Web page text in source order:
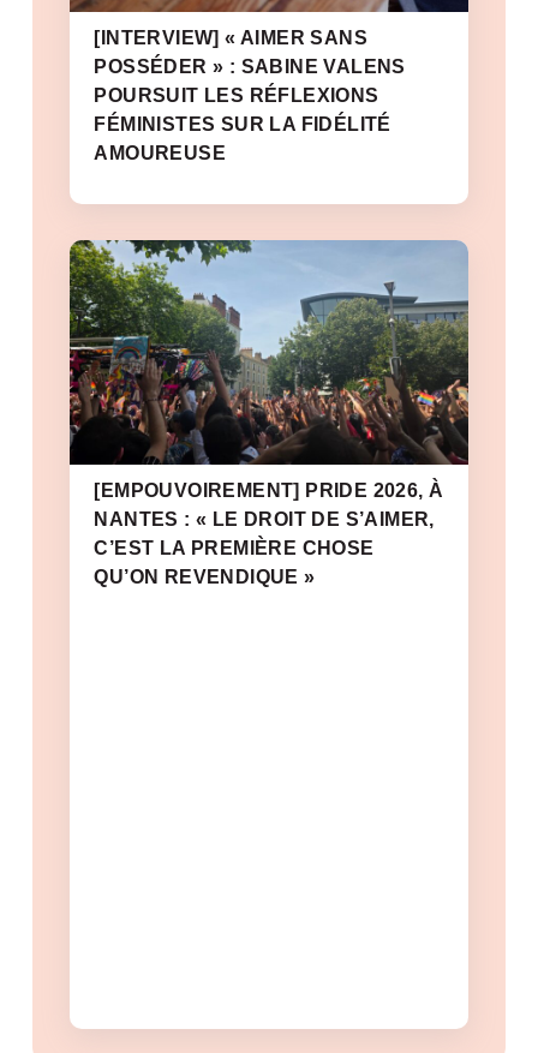
[INTERVIEW] « AIMER SANS
POSSÉDER » : SABINE VALENS
POURSUIT LES RÉFLEXIONS
FÉMINISTES SUR LA FIDÉLITÉ
AMOUREUSE
[EMPOUVOIREMENT] PRIDE 2026, À
NANTES : « LE DROIT DE S’AIMER,
C’EST LA PREMIÈRE CHOSE
QU’ON REVENDIQUE »